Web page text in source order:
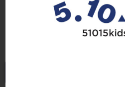
